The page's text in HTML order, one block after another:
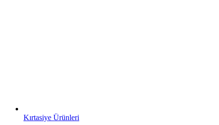
Kırtasiye Ürünleri